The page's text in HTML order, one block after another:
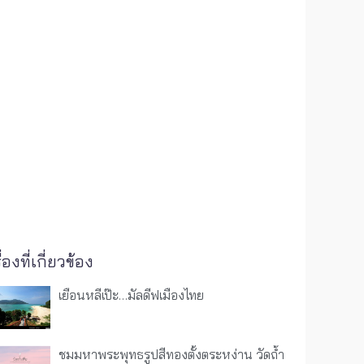
องที่เกี่ยวข้อง
เยือนหลีเป๊ะ…มัลดีฟเมืองไทย
ชมมหาพระพุทธรูปสีทองตั้งตระหง่าน วัดถ้ำ